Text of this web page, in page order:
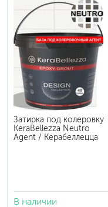
Затирка под колеровку
KeraBellezza Neutro
Agent / Керабеллецца
В наличии